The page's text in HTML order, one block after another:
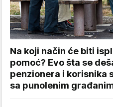
Na koji način će biti
pomoć? Evo šta se
penzionera i korisnika
sa punolenim